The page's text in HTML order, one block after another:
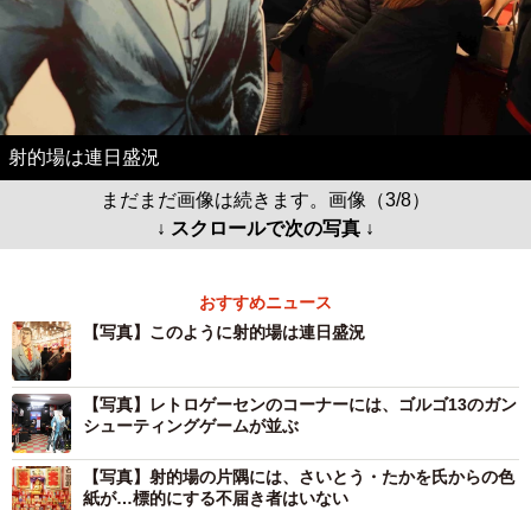
射的場は連日盛況
まだまだ画像は続きます。画像（3/8）
↓ スクロールで次の写真 ↓
おすすめニュース
【写真】このように射的場は連日盛況
【写真】レトロゲーセンのコーナーには、ゴルゴ13のガン
シューティングゲームが並ぶ
【写真】射的場の片隅には、さいとう・たかを氏からの色
紙が…標的にする不届き者はいない